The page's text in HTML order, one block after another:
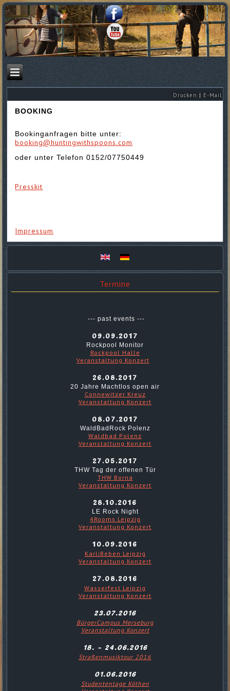
Drucken | E-Mail
BOOKING
Bookinganfragen bitte unter:
booking@huntingwithspoons.com
oder unter Telefon 0152/07750449
Presskit
Impressum
Termine
--- past events ---
09.09.2017
Rockpool Monitor
Rockpool Halle
Veranstaltung Konzert
26.08.2017
20 Jahre Machtlos open air
Connewitzer Kreuz
Veranstaltung Konzert
08.07.2017
WaldBadRock Polenz
Waldbad Polenz
Veranstaltung Konzert
27.05.2017
THW Tag der offenen Tür
THW Borna
Veranstaltung Konzert
28.10.2016
LE Rock Night
4Rooms Leipzig
Veranstaltung Konzert
10.09.2016
KarliBeben Leipzig
Veranstaltung Konzert
27.08.2016
Wasserfest Leipzig
Veranstaltung Konzert
23.07.2016
BürgerCampus Merseburg
Veranstaltung Konzert
18. - 24.06.2016
Straßenmusiktour 2016
01.06.2016
Studententage Köthen